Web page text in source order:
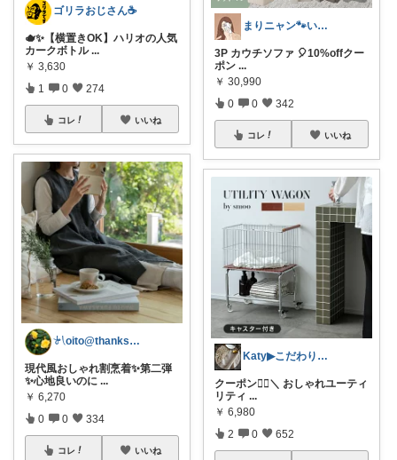
ゴリラおじさん☕️
🫖✨【横置きOK】ハリオの人気
カークボトル ...
￥ 3,630
1 0 274
コレ いいね
𓍯oito@thanks ꕮ…
現代風おしゃれ割烹着✨第二弾
✨心地良いのに ...
￥ 6,270
0 0 334
コレ いいね
まりニャン🐾いつもありがとうございます
3P カウチソファ 🎈10%offクー
ポン ...
￥ 30,990
0 0 342
コレ いいね
Katy▶︎こだわりとプチプラ🕯
クーポン❤️‍🔥＼ おしゃれユーティ
リティ ...
￥ 6,980
2 0 652